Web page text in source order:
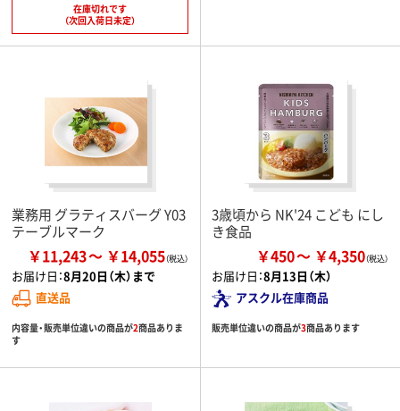
在庫切れです
（次回入荷日未定）
業務用 グラティスバーグ Y03
テーブルマーク
￥11,243 ￥14,055
お届け日：8月20日（木）まで
直送品
内容量・販売単位違いの商品が2商品ありま
す
3歳頃から NK'24 こども にし
き食品
￥450 ￥4,350
お届け日：8月13日（木）
アスクル在庫商品
販売単位違いの商品が3商品あります